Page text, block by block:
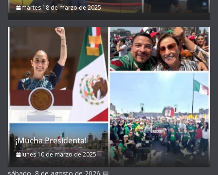
martes 18 de marzo de 2025
¡Mucha Presidenta!
lunes 10 de marzo de 2025